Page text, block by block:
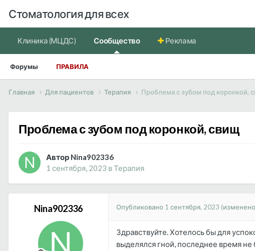
Стоматология для всех
Клиника (МЦДС) Сообщество
Форумы ПРАВИЛА
Реклама
Главная Для пациентов Терапия Проблема с зубом под коронкой,
Проблема с зубом под коронкой, свищ
Автор Nina902336
1 сентября, 2023 вТерапия
Nina902336 Опубликовано 1 сентября, 2023
Здравствуйте. Хотелось бы для
выделялся гной, последнее время